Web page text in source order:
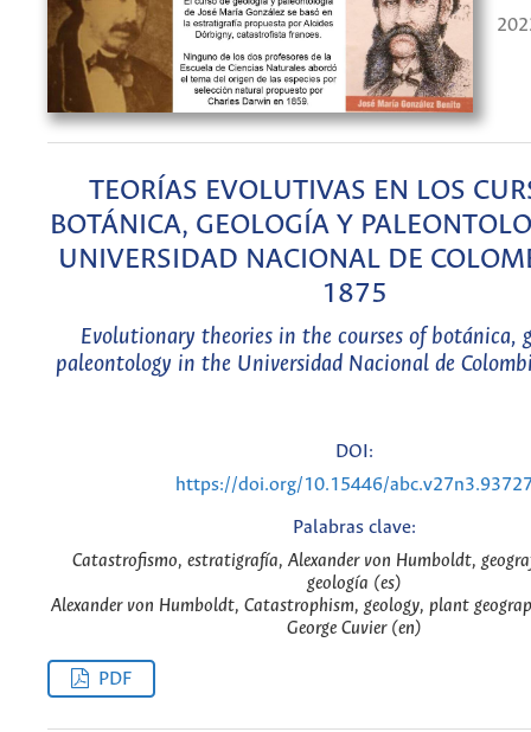
TEORÍAS EVOLUTIVAS EN LOS
BOTÁNICA, GEOLOGÍA Y
UNIVERSIDAD NACIONAL DE
1875
Evolutionary theories in the courses of botánica,
paleontology in the Universidad Nacional de
DOI:
https://doi.org/10.15446/
Palabras clave:
Catastrofismo, estratigrafía, Alexander von Humboldt,
geología (es)
Alexander von Humboldt, Catastrophism, geology, plant
George Cuvier (en)
PDF